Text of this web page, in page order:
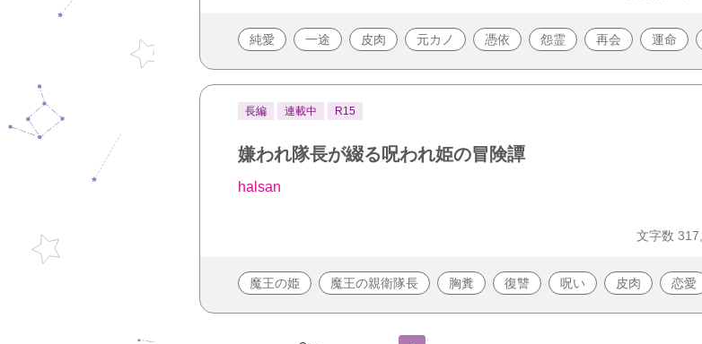
純愛 一途 皮肉 元カノ 憑依 怨霊 再会 運命
長編 連載中 R15
嫌われ隊長が綴る呪われ姫の冒険譚
halsan
文字数
魔王の姫 魔王の親衛隊長 胸糞 復讐 呪い 皮肉 恋愛